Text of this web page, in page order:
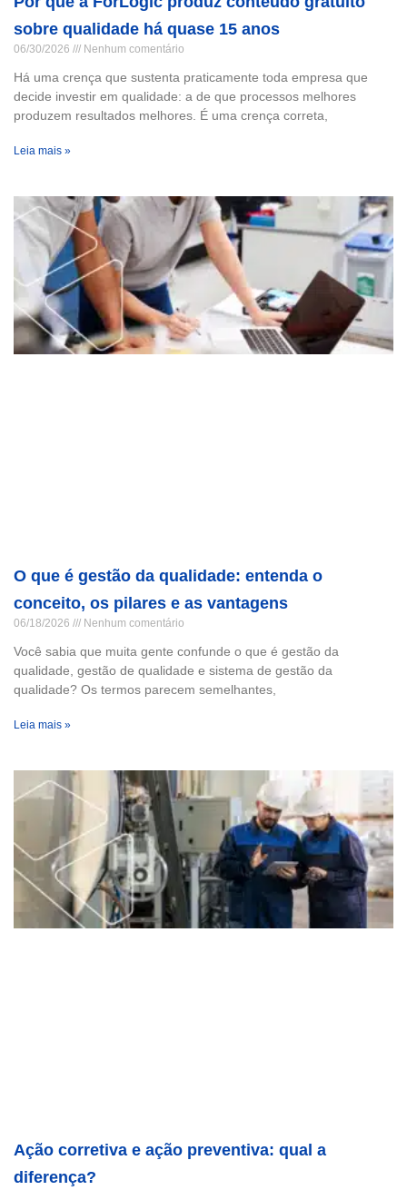
sobre qualidade há quase 15 anos
06/30/2026 Nenhum comentário
Há uma crença que sustenta praticamente toda empresa que
decide investir em qualidade: a de que processos melhores
produzem resultados melhores. É uma crença correta,
Leia mais »
O que é gestão da qualidade: entenda o
conceito, os pilares e as vantagens
06/18/2026 Nenhum comentário
Você sabia que muita gente confunde o que é gestão da
qualidade, gestão de qualidade e sistema de gestão da
qualidade? Os termos parecem semelhantes,
Leia mais »
Ação corretiva e ação preventiva: qual a
diferença?